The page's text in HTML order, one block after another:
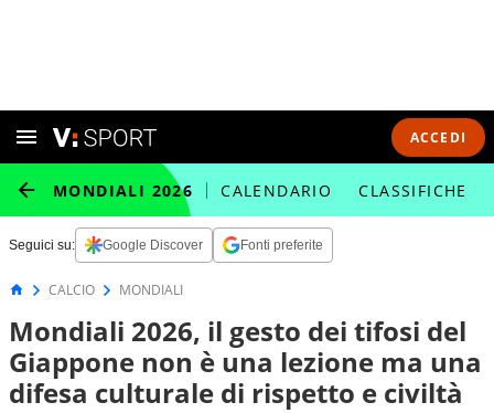
ACCEDI
MONDIALI 2026 CALENDARIO CLASSIFICHE
Seguici su: Google Discover Fonti preferite
CALCIO MONDIALI
Mondiali 2026, il gesto dei tifosi del
Giappone non è una lezione ma una
difesa culturale di rispetto e civiltà